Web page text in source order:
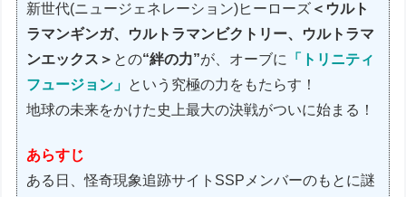
新世代(ニュージェネレーション)ヒーローズ ＜ウルト
ラマンギンガ、ウルトラマンビクトリー、ウルトラマ
ンエックス＞ との“絆の力”が、オーブに
「トリニティ
フュージョン」 という究極の力をもたらす！
地球の未来をかけた史上最大の決戦がついに始まる！
あらすじ
ある日、怪奇現象追跡サイトSSPメンバーのもとに謎